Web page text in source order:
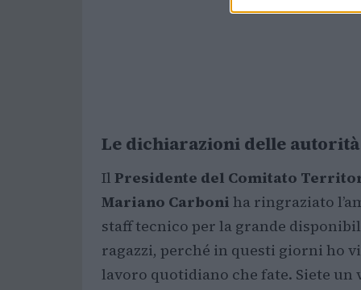
Le dichiarazioni delle autorità
Il Presidente del Comitato
Mariano Carboni ha ringraziato
staff tecnico per la grande
ragazzi, perché in questi giorni ho
lavoro quotidiano che fate. Siete